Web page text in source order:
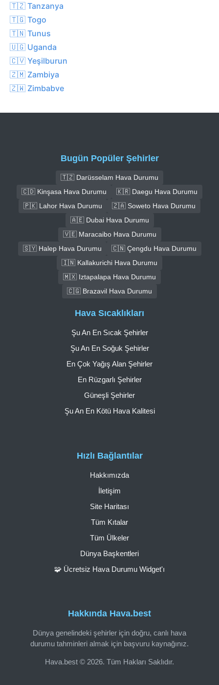
🇹🇿 Tanzanya
🇹🇬 Togo
🇹🇳 Tunus
🇺🇬 Uganda
🇨🇻 Yeşilburun
🇿🇲 Zambiya
🇿🇼 Zimbabve
Bugün Popüler Şehirler
🇹🇿 Darüsselam Hava Durumu
🇨🇩 Kinşasa Hava Durumu
🇰🇷 Daegu Hava Durumu
🇵🇰 Lahor Hava Durumu
🇿🇦 Soweto Hava Durumu
🇦🇪 Dubai Hava Durumu
🇻🇪 Maracaibo Hava Durumu
🇸🇾 Halep Hava Durumu
🇨🇳 Çengdu Hava Durumu
🇮🇳 Kallakurichi Hava Durumu
🇲🇽 Iztapalapa Hava Durumu
🇨🇬 Brazavil Hava Durumu
Hakkında Hava.best
Dünya genelindeki şehirler için doğru, canlı hava
durumu tahminleri almak için başvuru kaynağınız.
Hava.best © 2026. Tüm Hakları Saklıdır.
Hızlı Bağlantılar
Hakkımızda
İletişim
Site Haritası
Tüm Kıtalar
Tüm Ülkeler
Dünya Başkentleri
🧩 Ücretsiz Hava Durumu Widget'ı
Hava Sıcaklıkları
Şu An En Sıcak Şehirler
Şu An En Soğuk Şehirler
En Çok Yağış Alan Şehirler
En Rüzgarlı Şehirler
Güneşli Şehirler
Şu An En Kötü Hava Kalitesi